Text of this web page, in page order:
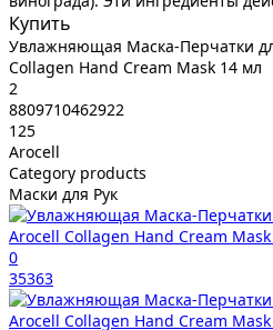
Купить
Увлажняющая Маска-Перчатки
Collagen Hand Cream Mask 14 мл
2
8809710462922
125
Arocell
Category products
Маски для Рук
0
35363